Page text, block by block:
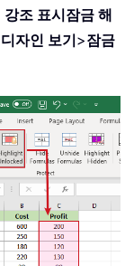
강조 표시잠금 해
디자인 보기>잠금